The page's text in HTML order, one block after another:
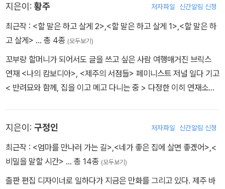
소수자 위기지원센터 띵동의 활동가이자 여성주의 미디어 공동체 연
분홍치마가 제작한 유튜브 채널 ‘퀴서비스’에서 진행자로 활동했다.
지은이: 황주 저자파일 신간알림 신청
최근작 : <할 말은 하고 살게 2> <할 말은 하고 살게 1> <할 말은 하
고 살게> … 총 4종 (모두보기)
꼬부랑 할머니가 되어서도 글을 쓰고 싶은 사람 여행매거진 브릭스
연재 <나의 캄보디아>, <제주의 서점들> 페미니스트 저널 일다 기고
< 반려묘와 함께, 집을 이고 메고 다니는 중 > 다정한 이히 연재소설
지은이: 구정인 저자파일 신간알림 신청
최근작 : <엄마를 만나러 가는 길> <네가 좋은 집에 살면 좋겠어> <
비밀을 말할 시간> … 총 14종 (모두보기)
출판 편집 디자이너로 일하다가 지금은 만화를 그리고 있다. 제주 바